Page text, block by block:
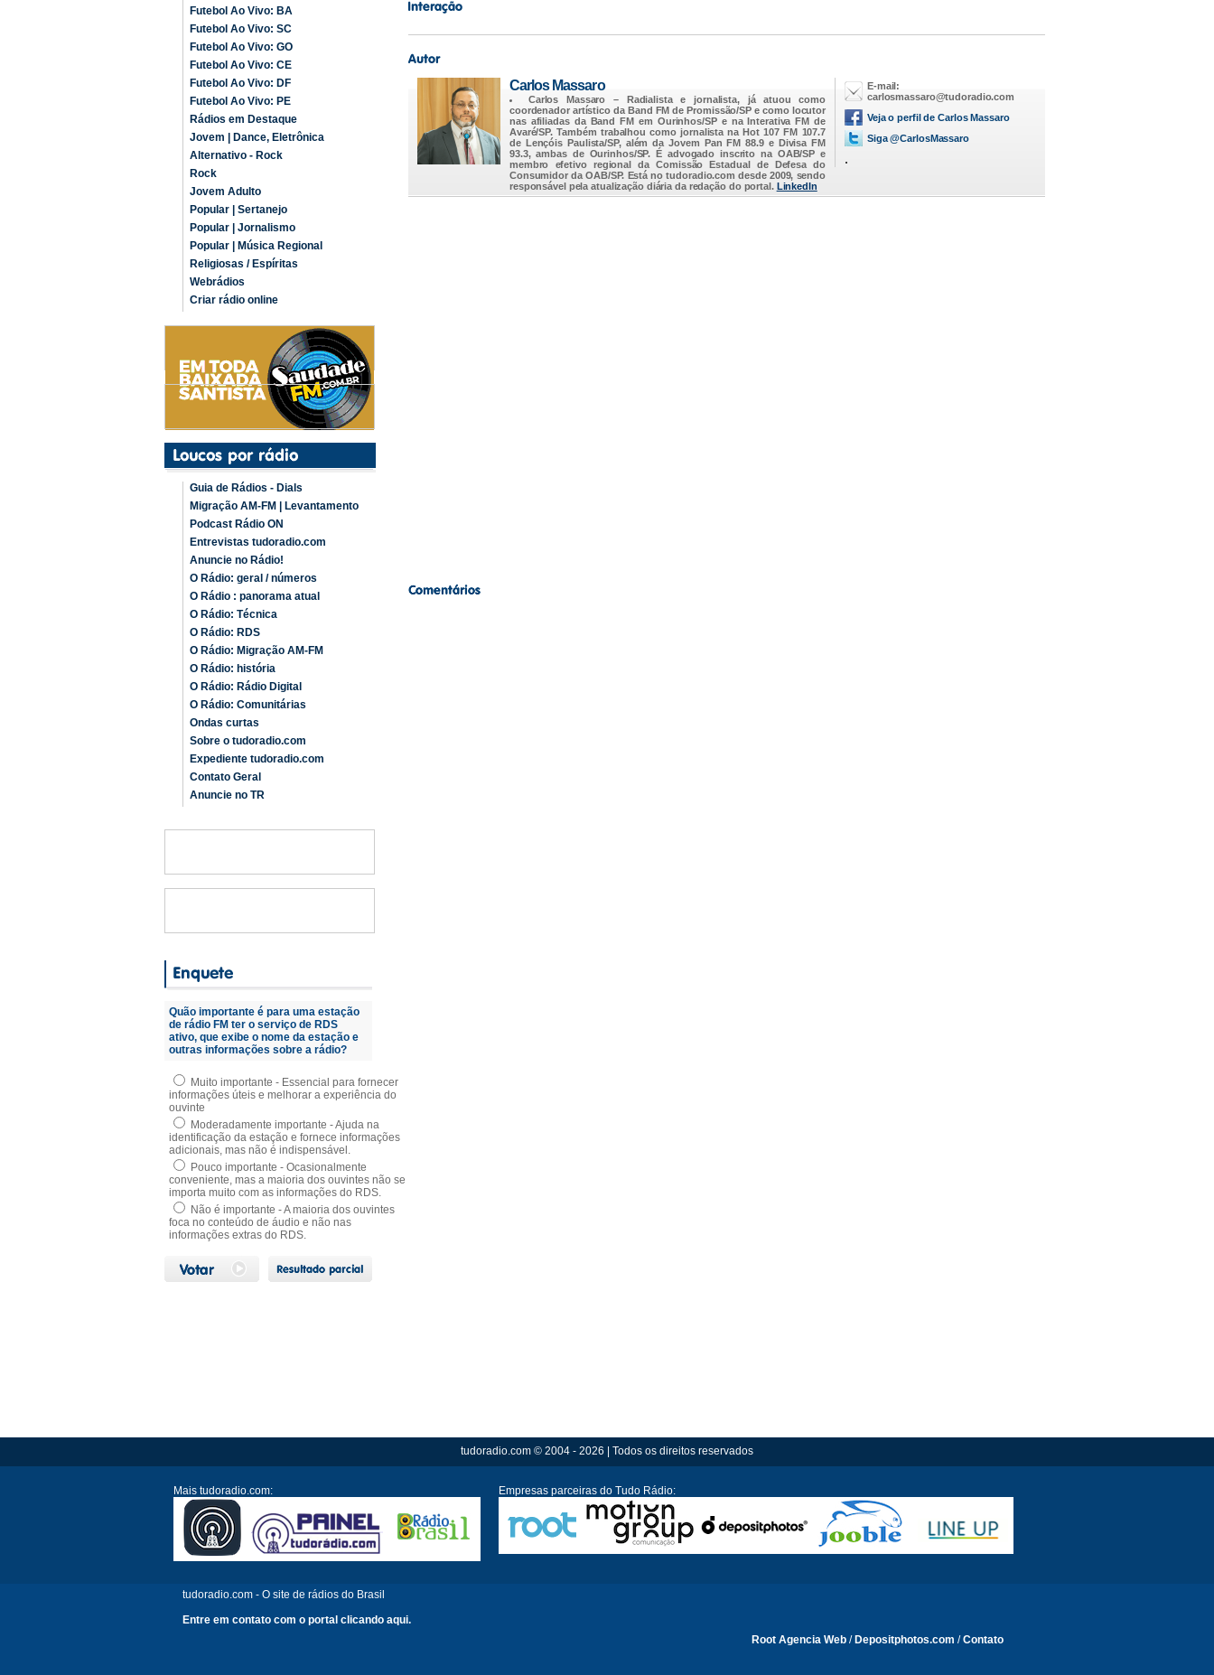
Futebol Ao Vivo: BA
Futebol Ao Vivo: SC
Futebol Ao Vivo: GO
Futebol Ao Vivo: CE
Futebol Ao Vivo: DF
Futebol Ao Vivo: PE
Rádios em Destaque
Jovem | Dance, Eletrônica
Alternativo - Rock
Rock
Jovem Adulto
Popular | Sertanejo
Popular | Jornalismo
Popular | Música Regional
Religiosas / Espíritas
Webrádios
Criar rádio online
Guia de Rádios - Dials
Migração AM-FM | Levantamento
Podcast Rádio ON
Entrevistas tudoradio.com
Anuncie no Rádio!
O Rádio: geral / números
O Rádio : panorama atual
O Rádio: Técnica
O Rádio: RDS
O Rádio: Migração AM-FM
O Rádio: história
O Rádio: Rádio Digital
O Rádio: Comunitárias
Ondas curtas
Sobre o tudoradio.com
Expediente tudoradio.com
Contato Geral
Anuncie no TR
Quão importante é para uma estação
de rádio FM ter o serviço de RDS
ativo, que exibe o nome da estação e
outras informações sobre a rádio?
Muito importante - Essencial para fornecer
informações úteis e melhorar a experiência do
ouvinte
Moderadamente importante - Ajuda na
identificação da estação e fornece informações
adicionais, mas não é indispensável.
Pouco importante - Ocasionalmente
conveniente, mas a maioria dos ouvintes não se
importa muito com as informações do RDS.
Não é importante - A maioria dos ouvintes
foca no conteúdo de áudio e não nas
informações extras do RDS.
Carlos Massaro
Carlos Massaro – Radialista e jornalista, já atuou como
coordenador artístico da Band FM de Promissão/SP e como locutor
nas afiliadas da Band FM em Ourinhos/SP e na Interativa FM de
Avaré/SP. Também trabalhou como jornalista na Hot 107 FM 107.7
de Lençóis Paulista/SP, além da Jovem Pan FM 88.9 e Divisa FM
93.3, ambas de Ourinhos/SP. É advogado inscrito na OAB/SP e
membro efetivo regional da Comissão Estadual de Defesa do
Consumidor da OAB/SP. Está notudoradio.com desde 2009, sendo
responsável pela atualização diária da redação do portal. LinkedIn
E-mail:
carlosmassaro@tudoradio.com
Veja o perfil de Carlos Massaro
Siga @CarlosMassaro
.
tudoradio.com © 2004 - 2026 | Todos os direitos reservados
Mais tudoradio.com: Empresas parceiras do Tudo Rádio:
tudoradio.com - O site de rádios do Brasil
Entre em contato com o portal clicando aqui.
Root Agencia Web / Depositphotos.com /Contato